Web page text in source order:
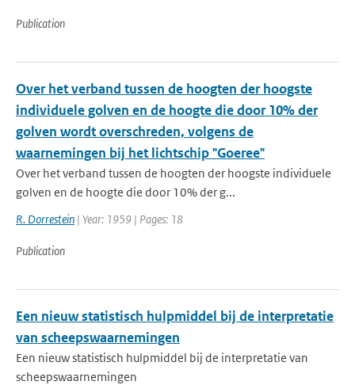
Publication
Over het verband tussen de hoogten der hoogste
individuele golven en de hoogte die door 10% der
golven wordt overschreden, volgens de
waarnemingen bij het lichtschip "Goeree"
Over het verband tussen de hoogten der hoogste individuele
golven en de hoogte die door 10% der g...
R. Dorrestein | Year: 1959 | Pages: 18
Publication
Een nieuw statistisch hulpmiddel bij de interpretatie
van scheepswaarnemingen
Een nieuw statistisch hulpmiddel bij de interpretatie van
scheepswaarnemingen